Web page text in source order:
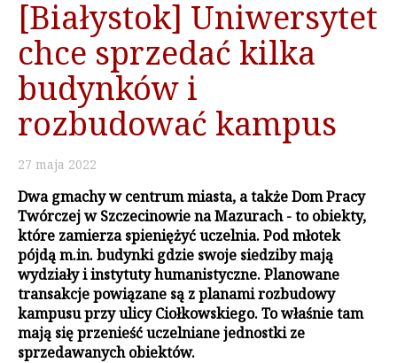
[Białystok] Uniwersytet
chce sprzedać kilka
budynków i
rozbudować kampus
27 maja 2022
Dwa gmachy w centrum miasta, a także Dom Pracy
Twórczej w Szczecinowie na Mazurach - to obiekty,
które zamierza spieniężyć uczelnia. Pod młotek
pójdą m.in. budynki gdzie swoje siedziby mają
wydziały i instytuty humanistyczne. Planowane
transakcje powiązane są z planami rozbudowy
kampusu przy ulicy Ciołkowskiego. To właśnie tam
mają się przenieść uczelniane jednostki ze
sprzedawanych obiektów.